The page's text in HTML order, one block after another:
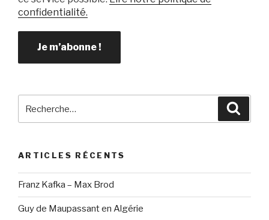
confidentialité.
pour
ARTICLES RÉCENTS
Franz Kafka – Max Brod
Guy de Maupassant en Algérie